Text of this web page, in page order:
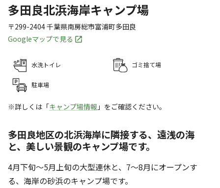
多田良北浜海岸キャンプ場
〒299-2404千葉県南房総市富浦町多田良
Googleマップで見る
水洗トイレ ゴミ捨て場
駐車場
※詳しくは「キャンプ場情報 」をご確認ください。
多田良地区の北浜海岸に隣接する、遠浅の海
と、美しい景観のキャンプ場です。
4月下旬～5月上旬の大型連休と、7～8月にオープンす
る、海岸の砂浜のキャンプ場です。